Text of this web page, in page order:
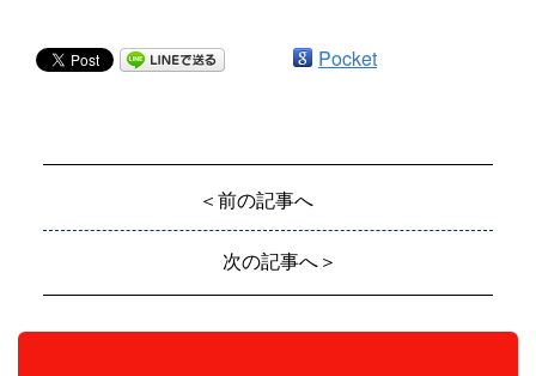
Pocket
＜前の記事へ
次の記事へ＞